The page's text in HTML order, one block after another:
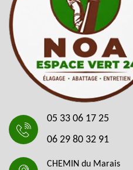
05 33 06 17 25
06 29 80 32 91
CHEMIN du Marais